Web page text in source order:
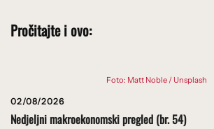
Pročitajte i ovo:
Foto: Matt Noble / Unsplash
02/08/2026
Nedjeljni makroekonomski pregled (br. 54)